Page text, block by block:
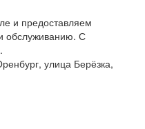
и предоставляем
обслуживанию. С
улица Берёзка,